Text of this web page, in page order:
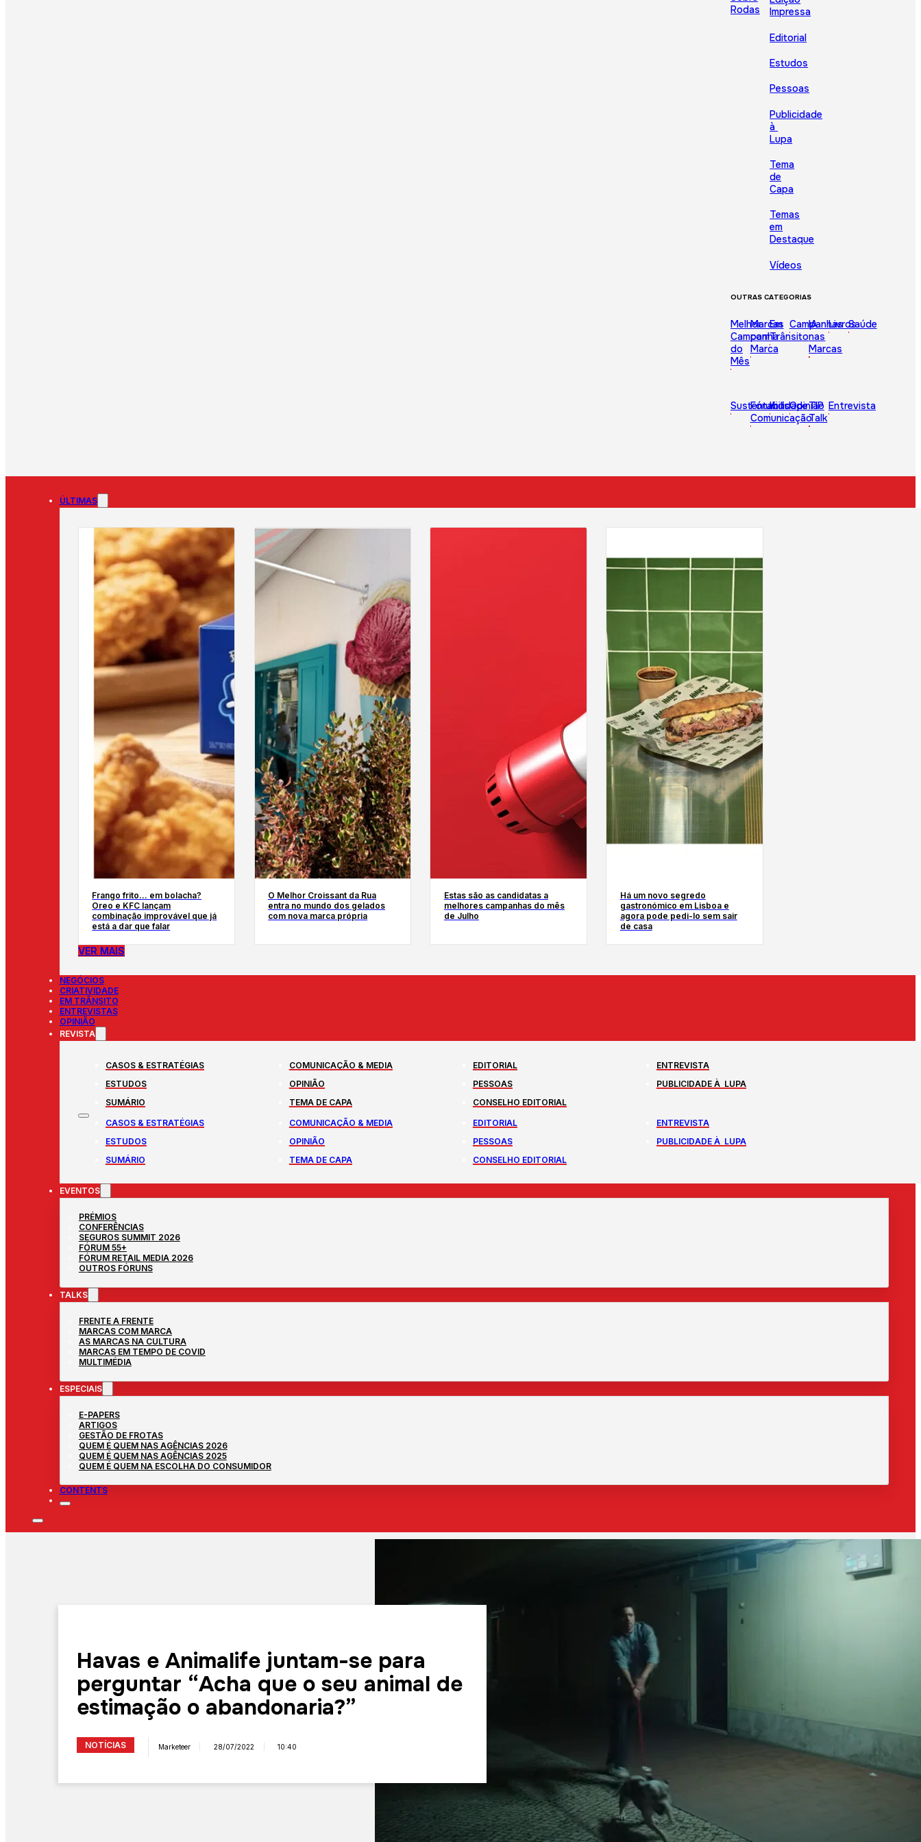
Rodas
Impressa
Editorial
Estudos
Pessoas
Publicidade
à
Lupa
Tema
de
Capa
Temas
em
Destaque
Vídeos
OUTRAS CATEGORIAS
Melhor
Campanha
do
Mês
Marcas
com
Marca
Em
Trânsito
Campanhas
IA
nas
Marcas
LivrosSaúde
Sustentabilidade
Fórum
Comunicação
KidsOpinião
TIP
Talk
Entrevista
ÚLTIMAS
Frango frito… em bolacha?
Oreo e KFC lançam
combinação improvável que já
está a dar que falar
O Melhor Croissant da Rua
entra no mundo dos gelados
com nova marca própria
Estas são as candidatas a
melhores campanhas do mês
de Julho
Há um novo segredo
gastronómico em Lisboa e
agora pode pedi-lo sem sair
de casa
VER MAIS
NEGÓCIOS
CRIATIVIDADE
EM TRÂNSITO
ENTREVISTAS
OPINIÃO
REVISTA
CASOS & ESTRATÉGIAS COMUNICAÇÃO & MEDIA EDITORIAL
ENTREVISTA
ESTUDOS
OPINIÃO PESSOAS
PUBLICIDADE À LUPA
SUMÁRIO
TEMA DE CAPA
CONSELHO EDITORIAL
CASOS & ESTRATÉGIAS
COMUNICAÇÃO & MEDIA EDITORIAL
ENTREVISTA
ESTUDOS
OPINIÃO PESSOAS
PUBLICIDADE À LUPA
SUMÁRIO
TEMA DE CAPA CONSELHO EDITORIAL
EVENTOS
PRÉMIOS
CONFERÊNCIAS
SEGUROS SUMMIT 2026
FÓRUM 55+
FÓRUM RETAIL MEDIA 2026
OUTROS FÓRUNS
TALKS
FRENTE A FRENTE
MARCAS COM MARCA
AS MARCAS NA CULTURA
MARCAS EM TEMPO DE COVID
MULTIMÉDIA
ESPECIAIS
E-PAPERS
ARTIGOS
GESTÃO DE FROTAS
QUEM É QUEM NAS AGÊNCIAS 2026
QUEM É QUEM NAS AGÊNCIAS 2025
QUEM É QUEM NA ESCOLHA DO CONSUMIDOR
CONTENTS
Havas e Animalife juntam-se para
perguntar “Acha que o seu animal de
estimação o abandonaria?”
NOTÍCIAS Marketeer 28/07/2022 10:40